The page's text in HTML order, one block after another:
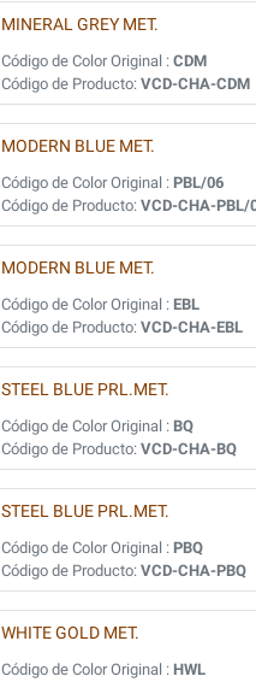
MINERAL GREY MET.
Código de Color Original : CDM
Código de Producto: VCD-CHA-CDM
MODERN BLUE MET.
Código de Color Original : PBL/06
Código de Producto: VCD-CHA-PBL/
MODERN BLUE MET.
Código de Color Original : EBL
Código de Producto: VCD-CHA-EBL
STEEL BLUE PRL.MET.
Código de Color Original : BQ
Código de Producto: VCD-CHA-BQ
STEEL BLUE PRL.MET.
Código de Color Original : PBQ
Código de Producto: VCD-CHA-PBQ
WHITE GOLD MET.
Código de Color Original : HWL